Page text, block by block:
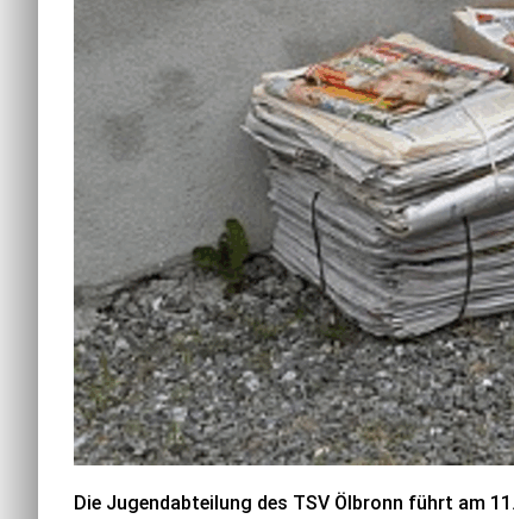
Die Jugendabteilung des TSV Ölbronn führt am